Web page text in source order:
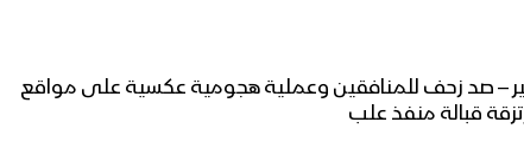
– صد زحف للمنافقين وعملية هجومية عكسية على مواقع
قبالة منفذ علب